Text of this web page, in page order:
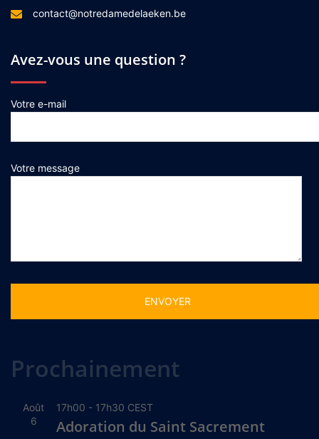
contact@notredamedelaeken.be
Avez-vous une question ?
Votre e-mail
Votre message
Prochainement
Août
6
17h00 - 17h30 CEST
Adoration du Saint Sacrement